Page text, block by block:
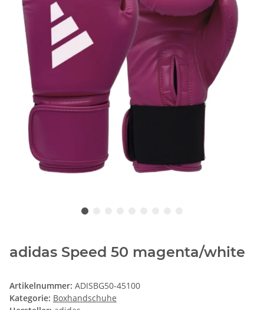
adidas Speed 50 magenta/white
Artikelnummer: ADISBG50-45100
Kategorie: Boxhandschuhe